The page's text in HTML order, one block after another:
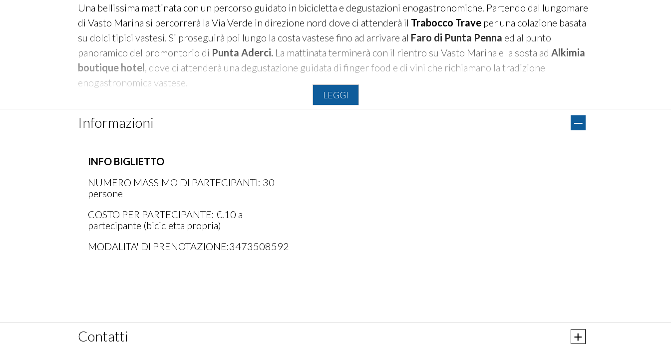
Una bellissima mattinata con un percorso guidato in bicicletta e degustazioni enogastronomiche. Partendo dal lungomare
di Vasto Marina si percorrerà la Via Verde in direzione nord dove ci attenderà il Trabocco Trave per una colazione basata
su dolci tipici vastesi. Si proseguirà poi lungo la costa vastese fino ad arrivare al Faro di Punta Penna ed al punto
panoramico del promontorio di Punta Aderci. La mattinata terminerà con il rientro su Vasto Marina e la sosta ad Alkimia
boutique hotel, dove ci attenderà una degustazione guidata di finger food e di vini che richiamano la tradizione
enogastronomica vastese.
3 maggio ore 08:30-13.30
locandina
LEGGI
Informazioni
INFO BIGLIETTO
NUMERO MASSIMO DI PARTECIPANTI: 30
persone
COSTO PER PARTECIPANTE: €.10 a
partecipante (bicicletta propria)
MODALITA' DI PRENOTAZIONE:3473508592
Contatti